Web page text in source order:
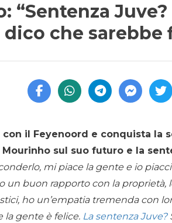
“Sentenza
dico che sarebbe
con il Feyenoord e conquista la
Mourinho sul suo futuro e la
mi piace la gente e io
un buon rapporto con la proprietà,
ho un’empatia tremenda con
la gente è felice. La sentenza Juve?